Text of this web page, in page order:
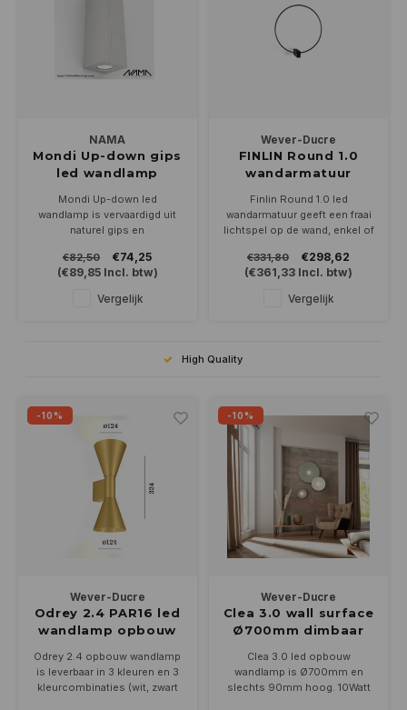
NAMA
Mondi Up-down gips
led wandlamp
Mondi Up-down led
wandlamp is vervaardigd uit
naturel gips en
van uw interieur.
Geschikt voor 2 led lampen
230Volt-PAR16/GU10
€82,50
€74,25
(€89,85Incl. btw)
Vergelijk
Wever-Ducre
FINLIN Round 1.0
wandarmatuur
Finlin Round 1.0 led
wandarmatuur geeft een fraai
lichtspel op de wand, enkel of
met meerdere. Leverbaar in
zwart en zwart/goud in 2700
of 3000K
Dimbaar met fase cut
€331,80
€298,62
(€361,33 Incl. btw)
Vergelijk
High Quality
-10%
Wever-Ducre
Odrey 2.4 PAR16 led
wandlamp opbouw
Odrey 2.4 opbouw wandlamp
is leverbaar in 3 kleuren en 3
kleurcombinaties (wit, zwart
-10%
Wever-Ducre
Clea 3.0 wall surface
Ø700mm dimbaar
Clea 3.0 led opbouw
wandlamp is Ø700mm en
slechts 90mm hoog. 10Watt